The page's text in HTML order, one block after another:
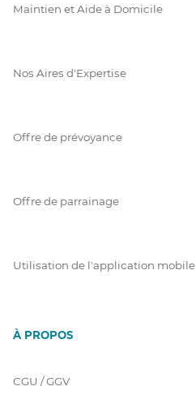
Maintien et Aide à Domicile
Nos Aires d'Expertise
Offre de prévoyance
Offre de parrainage
Utilisation de l'application mobile
À PROPOS
CGU / GGV